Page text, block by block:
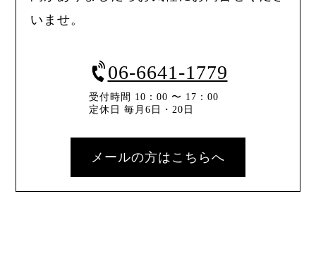
いませ。
06-6641-1779
受付時間 10：00 〜 17：00
定休日 毎月6日・20日
メールの方はこちらへ